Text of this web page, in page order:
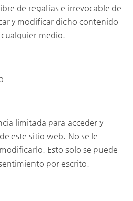
de regalías e irrevocable de
y modificar dicho contenido
medio.
limitada para acceder y
este sitio web. No se le
Esto solo se puede
por escrito.